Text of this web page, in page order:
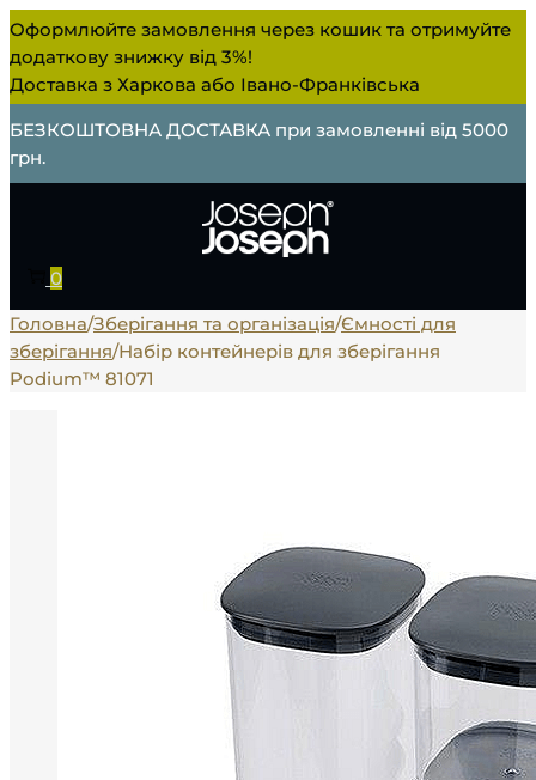
Оформлюйте замовлення через кошик та отримуйте
додаткову знижку від 3%!
Доставка з Харкова або Івано-Франківська
БЕЗКОШТОВНА ДОСТАВКА при замовленні від 5000
грн.
0
Головна/Зберігання та організація/Ємності для
зберігання/Набір контейнерів для зберігання
Podium™ 81071